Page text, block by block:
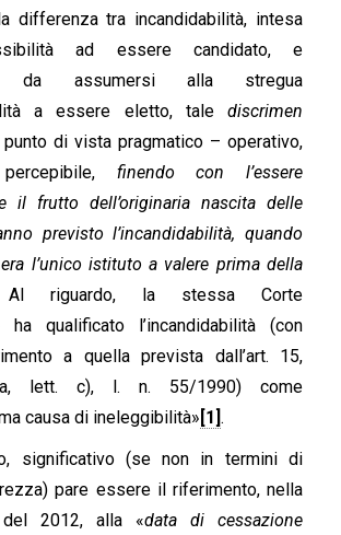
differenza tra incandidabilità, intesa
ad essere candidato, e
da assumersi alla stregua
a essere eletto, tale discrimen
di vista pragmatico – operativo,
finendo con l’essere
il frutto dell’originaria nascita delle
previsto l’incandidabilità, quando
l’unico istituto a valere prima della
riguardo, la stessa Corte
ha qualificato l’incandidabilità (con
a quella prevista dall’art. 15,
lett. c), l. n. 55/1990) come
causa di ineleggibilità» [1].
significativo (se non in termini di
pare essere il riferimento, nella
del 2012, alla «data di cessazione